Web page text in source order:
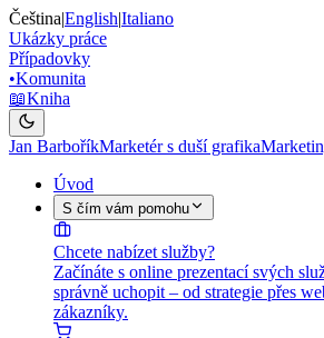
Čeština|English|Italiano
Ukázky práce
Případovky
•Komunita
📖Kniha
Jan BarboříkMarketér s duší grafika
Úvod
S čím vám pomohu
Chcete nabízet služby?
Začínáte s online prezentací svých
správně uchopit – od strategie přes
zákazníky.